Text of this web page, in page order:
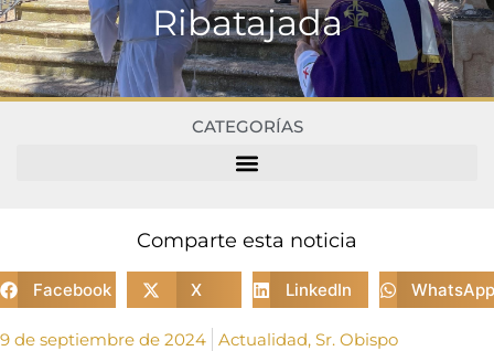
Ribatajada
CATEGORÍAS
Comparte esta noticia
Facebook X LinkedIn WhatsApp
9 de septiembre de 2024 Actualidad, Sr. Obispo